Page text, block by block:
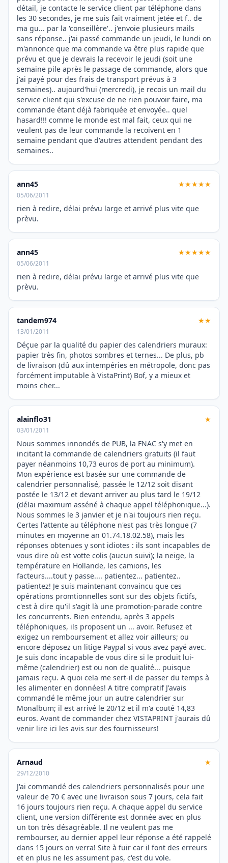
détail, je contacte le service client par téléphone dans
les 30 secondes, je me suis fait vraiment jetée et f.. de
ma gu... par la 'conseillère'.. j'envoie plusieurs mails
sans réponse.. j'ai passé commande un jeudi, le lundi on
m'annonce que ma commande va être plus rapide que
prévu et que je devrais la recevoir le jeudi (soit une
semaine pile après le passage de commande, alors que
j'ai payé pour des frais de transport prévus à 3
semaines).. aujourd'hui (mercredi), je recois un mail du
service client qui s'excuse de ne rien pouvoir faire, ma
commande étant déjà fabriquée et envoyée.. quel
hasard!!! comme le monde est mal fait, ceux qui ne
veulent pas de leur commande la recoivent en 1
semaine pendant que d'autres attendent pendant des
semaines..
ann45 ★★★★★
05/06/2011
rien à redire, délai prévu large et arrivé plus vite que
prèvu.
ann45 ★★★★★
05/06/2011
rien à redire, délai prévu large et arrivé plus vite que
prèvu.
tandem974 ★★
13/01/2011
Déçue par la qualité du papier des calendriers muraux:
papier très fin, photos sombres et ternes... De plus, pb
de livraison (dû aux intempéries en métropole, donc pas
forcément imputable à VistaPrint) Bof, y a mieux et
moins cher...
alainflo31 ★
03/01/2011
Nous sommes innondés de PUB, la FNAC s'y met en
incitant la commande de calendriers gratuits (il faut
payer néanmoins 10,73 euros de port au minimum).
Mon expérience est basée sur une commande de
calendrier personnalisé, passée le 12/12 soit disant
postée le 13/12 et devant arriver au plus tard le 19/12
(délai maximum asséné à chaque appel téléphonique...).
Nous sommes le 3 janvier et je n'ai toujours rien reçu.
Certes l'attente au téléphone n'est pas très longue (7
minutes en moyenne an 01.74.18.02.58), mais les
réponses obtenues y sont idiotes : ils sont incapables de
vous dire où est votte colis (aucun suivi); la neige, la
température en Hollande, les camions, les
facteurs....tout y passe.... patientez... patientez..
patientez! Je suis maintenant convaincu que ces
opérations promtionnelles sont sur des objets fictifs,
c'est à dire qu'il s'agit là une promotion-parade contre
les concurrents. Bien entendu, après 3 appels
téléphoniques, ils proposent un ... avoir. Refusez et
exigez un remboursement et allez voir ailleurs; ou
encore déposez un litige Paypal si vous avez payé avec.
Je suis donc incapable de vous dire si le produit lui-
même (calendrier) est ou non de qualité... puisque
jamais reçu. A quoi cela me sert-il de passer du temps à
les alimenter en données! A titre compratif J'avais
commandé le même jour un autre calendrier sur
Monalbum; il est arrivé le 20/12 et il m'a couté 14,83
euros. Avant de commander chez VISTAPRINT j'aurais dû
venir lire ici les avis sur des fournisseurs!
Arnaud ★
29/12/2010
J'ai commandé des calendriers personnalisés pour une
valeur de 70 € avec une livraison sous 7 jours, cela fait
16 jours toujours rien reçu. A chaque appel du service
client, une version différente est donnée avec en plus
un ton très désagréable. Il ne veulent pas me
rembourser, au dernier appel leur réponse a été rappelé
dans 15 jours on verra! Site à fuir car il font des erreurs
et en plus ne les assument pas, c'est du vole.